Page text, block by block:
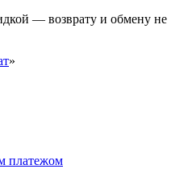
— возврату и обмену не
»
платежом